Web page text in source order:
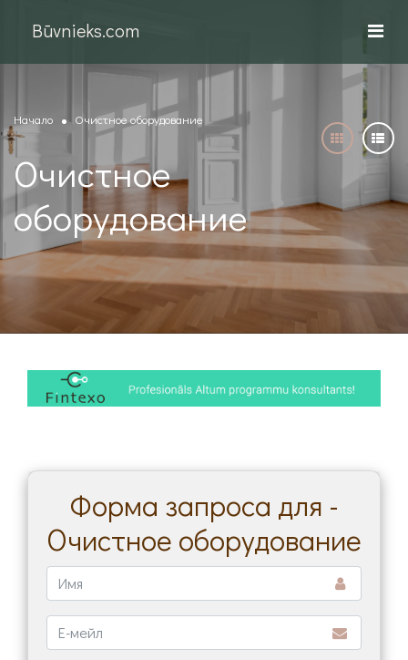
Būvnieks.com
Начало Очистное оборудование
Очистное
оборудование
Форма запроса для -
Очистное оборудование